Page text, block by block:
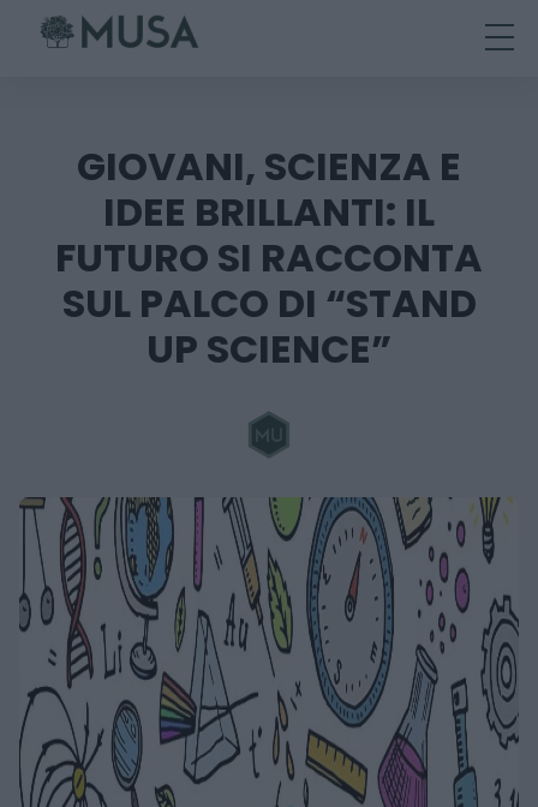
GIOVANI, SCIENZA E
IDEE BRILLANTI: IL
FUTURO SI RACCONTA
SUL PALCO DI “STAND
UP SCIENCE”